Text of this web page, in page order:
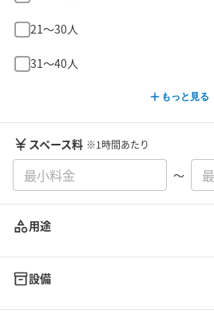
21〜30人
31〜40人
もっと見る
スペース料 ※1時間あたり
〜
用途
設備